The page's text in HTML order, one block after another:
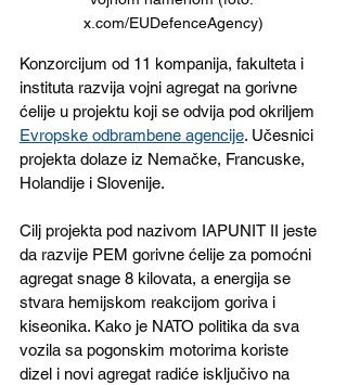
x.com/EUDefenceAgency)
Konzorcijum od 11 kompanija, fakulteta i
instituta razvija vojni agregat na gorivne
ćelije u projektu koji se odvija pod okriljem
Evropske odbrambene agencije. Učesnici
projekta dolaze iz Nemačke, Francuske,
Holandije i Slovenije.
Cilj projekta pod nazivom IAPUNIT II jeste
da razvije PEM gorivne ćelije za pomoćni
agregat snage 8 kilovata, a energija se
stvara hemijskom reakcijom goriva i
kiseonika. Kako je NATO politika da sva
vozila sa pogonskim motorima koriste
dizel i novi agregat radiće isključivo na